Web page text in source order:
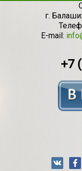
г.
E-mail:
+7